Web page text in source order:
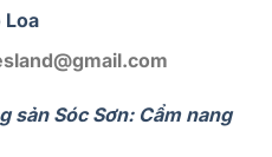
Loa
sản Sóc Sơn: Cẩm nang